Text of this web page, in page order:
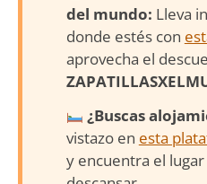
del mundo: Lleva
donde estés con
aprovecha el
¿Buscas
vistazo en esta
y encuentra el